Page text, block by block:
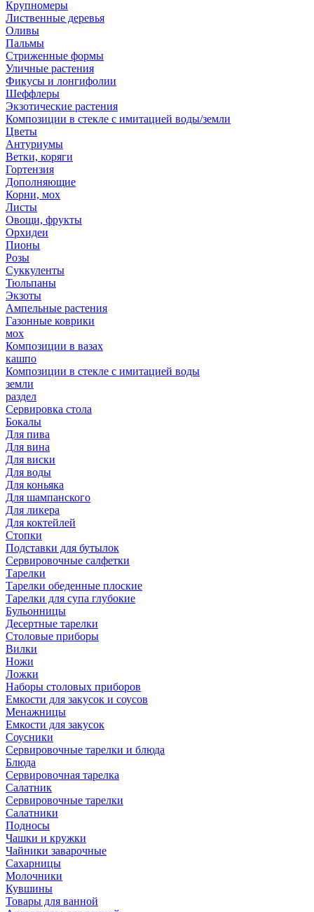
Крупномеры
Лиственные деревья
Оливы
Пальмы
Стриженные формы
Уличные растения
Фикусы и лонгифолии
Шеффлеры
Экзотические растения
Композиции в стекле с имитацией воды/земли
Цветы
Антуриумы
Ветки, коряги
Гортензия
Дополняющие
Корни, мох
Листы
Овощи, фрукты
Орхидеи
Пионы
Розы
Суккуленты
Тюльпаны
Экзоты
Ампельные растения
Газонные коврики
мох
Композиции в вазах
кашпо
Композиции в стекле с имитацией воды
земли
раздел
Сервировка стола
Бокалы
Для пива
Для вина
Для виски
Для воды
Для коньяка
Для шампанского
Для ликера
Для коктейлей
Стопки
Подставки для бутылок
Сервировочные салфетки
Тарелки
Тарелки обеденные плоские
Тарелки для супа глубокие
Бульонницы
Десертные тарелки
Столовые приборы
Вилки
Ножи
Ложки
Наборы столовых приборов
Емкости для закусок и соусов
Менажницы
Емкости для закусок
Соусники
Сервировочные тарелки и блюда
Блюда
Сервировочная тарелка
Салатник
Сервировочные тарелки
Салатники
Подносы
Чашки и кружки
Чайники заварочные
Сахарницы
Молочники
Кувшины
Товары для ванной